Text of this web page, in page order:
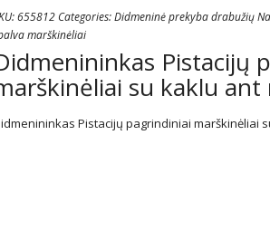
655812 Categories:Didmeninė prekyba drabužių
marškinėliai
Pistacijų
su kaklu ant
Pistacijų pagrindiniai marškinėliai